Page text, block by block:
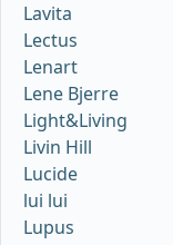
Lavita
Lectus
Lenart
Lene Bjerre
Light&Living
Livin Hill
Lucide
lui lui
Lupus